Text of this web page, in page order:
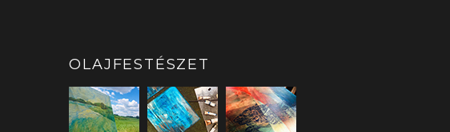
OLAJFESTÉSZET